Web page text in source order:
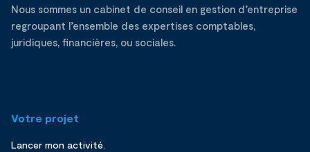
Nous sommes un cabinet de conseil en gestion d’entreprise
regroupant l’ensemble des expertises comptables,
juridiques, financières, ou sociales.
Votre projet
Lancer mon activité.